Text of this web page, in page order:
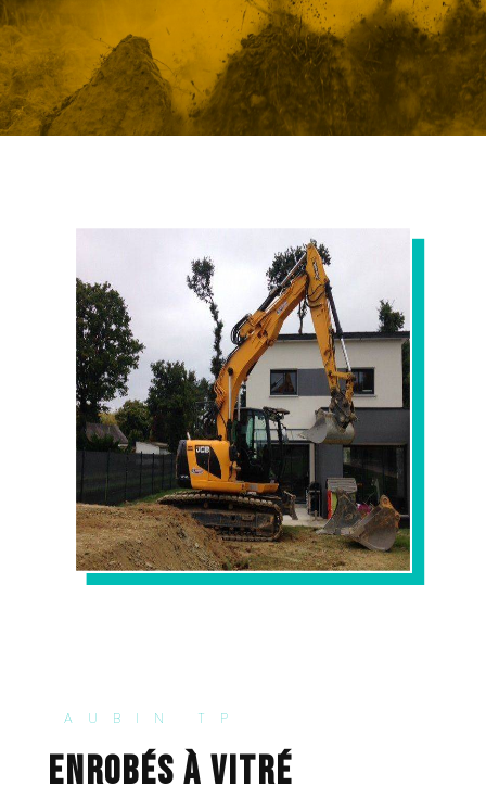
AUBIN TP
enrobés à Vitré